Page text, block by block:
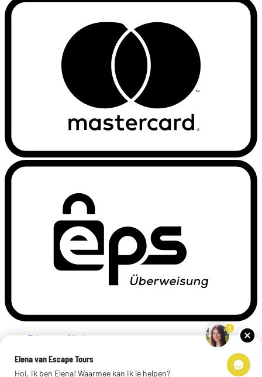
Privacyverklaring
Links
1
Elena van Escape Tours
Hoi, ik ben Elena! Waarmee kan ik je helpen?